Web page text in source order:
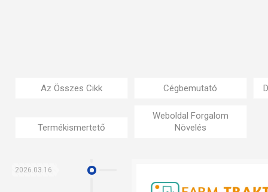
Az Összes Cikk Cégbemutató
Termékismertető
Weboldal Forgalom
Növelés
2026.03.16.